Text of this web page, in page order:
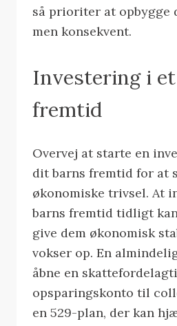
så prioriter at opbygge
men konsekvent.
Investering i
fremtid
Overvej at starte en
dit barns fremtid for at
økonomiske trivsel. At
barns fremtid tidligt
give dem økonomisk
vokser op. En
åbne en
opsparingskonto til
en 529-plan, der kan